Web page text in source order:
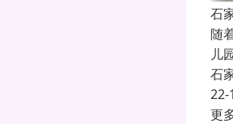
石
随
儿
石
22-
更